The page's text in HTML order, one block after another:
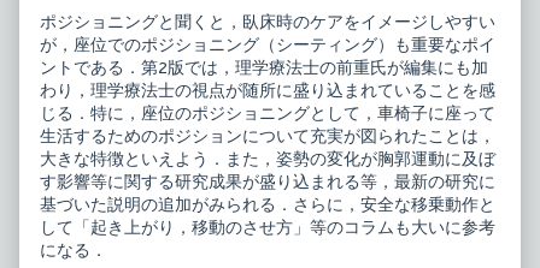
2
版,
ポジショニングと聞くと，臥床時のケアをイメージしやすい
が，座位でのポジショニング（シーティング）も重要なポイ
ントである．第2版では，理学療法士の前重氏が編集にも加
わり，理学療法士の視点が随所に盛り込まれていることを感
じる．特に，座位のポジショニングとして，車椅子に座って
生活するためのポジションについて充実が図られたことは，
大きな特徴といえよう．また，姿勢の変化が胸郭運動に及ぼ
す影響等に関する研究成果が盛り込まれる等，最新の研究に
基づいた説明の追加がみられる．さらに，安全な移乗動作と
して「起き上がり，移動のさせ方」等のコラムも大いに参考
になる．